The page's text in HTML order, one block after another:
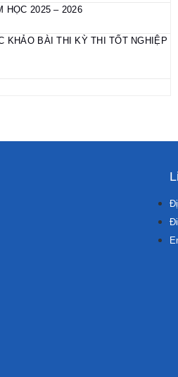
HỌC 2025 – 2026
KHẢO BÀI THI KỲ THI TỐT NGHIỆP